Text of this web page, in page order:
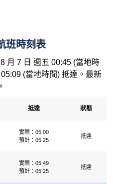
班時刻表
月 7 日 週五 00:45 (當地時
(當地時間) 抵達。最新
抵達 狀態
實際：05:00
預計：05:25
抵達
實際：05:49
預計：05:25
抵達